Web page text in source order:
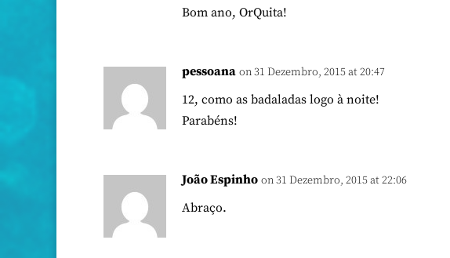
Bom ano, OrQuita!
pessoana on 31 Dezembro, 2015 at 20:47
12, como as badaladas logo à noite!
Parabéns!
João Espinho on 31 Dezembro, 2015 at 22:06
Abraço.